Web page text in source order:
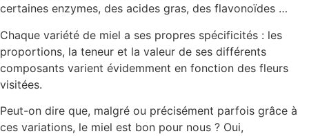
certaines enzymes, des acides gras, des flavonoïdes …
Chaque variété de miel a ses propres spécificités : les
proportions, la teneur et la valeur de ses différents
composants varient évidemment en fonction des fleurs
visitées.
Peut-on dire que, malgré ou précisément parfois grâce à
ces variations, le miel est bon pour nous ? Oui,